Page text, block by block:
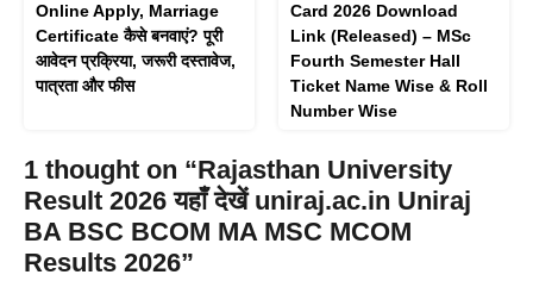
Online Apply, Marriage
Certificate कैसे बनवाएं? पूरी
आवेदन प्रक्रिया, जरूरी दस्तावेज,
पात्रता और फीस
Card 2026 Download
Link (Released) – MSc
Fourth Semester Hall
Ticket Name Wise & Roll
Number Wise
1 thought on “Rajasthan University
Result 2026 यहाँ देखें uniraj.ac.in Uniraj
BA BSC BCOM MA MSC MCOM
Results 2026”